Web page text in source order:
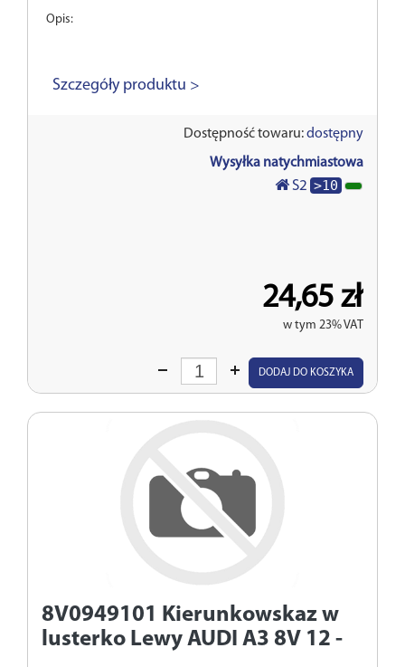
Opis:
Szczegóły produktu >
Dostępność towaru:dostępny
Wysyłka natychmiastowa
S2 >10
24,65 zł
w tym 23% VAT
Wprowadź
DODAJ DO KOSZYKA
8V0949101 Kierunkowskaz w
lusterko Lewy AUDI A3 8V 12 -